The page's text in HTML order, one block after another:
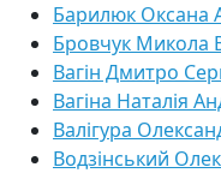
Барилюк Оксана
Бровчук Микола
Вагін Дмитро
Вагіна Наталія
Валігура
Водзінський